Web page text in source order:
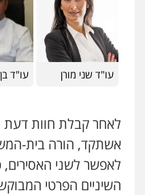
עו"ד שני מורן עו"ד
לאחר קבלת חוות דעת
אשתקד, הורה בית-
לאפשר לשני האסירים,
השיניים הפרטי